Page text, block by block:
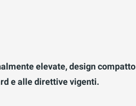
elevate, design compatto
e alle direttive vigenti.